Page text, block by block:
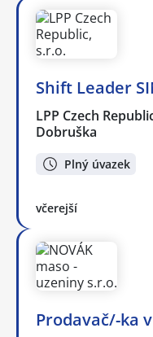
Shift Leader
LPP Czech
Dobruška
Plný úvazek
včerejší
Prodavač/-ka